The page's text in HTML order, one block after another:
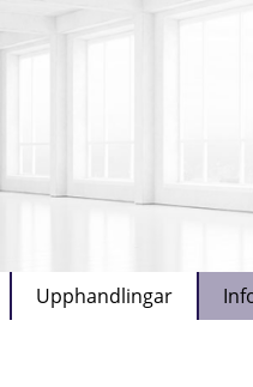
Upphandlingar